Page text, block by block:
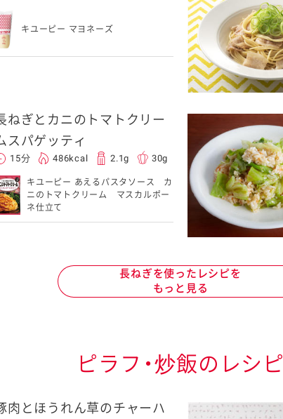
キユーピー マヨネーズ
ねぎとカニのトマトクリー
スパゲッティ
15分 486kcal 2.1g 30g
キユーピー あえるパスタソース カ
ニのトマトクリーム マスカルポー
ネ仕立て
長ねぎを使ったレシピを
もっと見る
ピラフ・炒飯のレシピ
肉とほうれん草のチャーハ